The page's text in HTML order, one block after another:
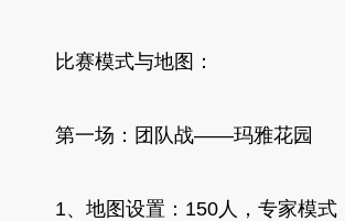
比赛模式与地图：
第一场：团队战——玛雅花园
1、地图设置：150人，专家模式